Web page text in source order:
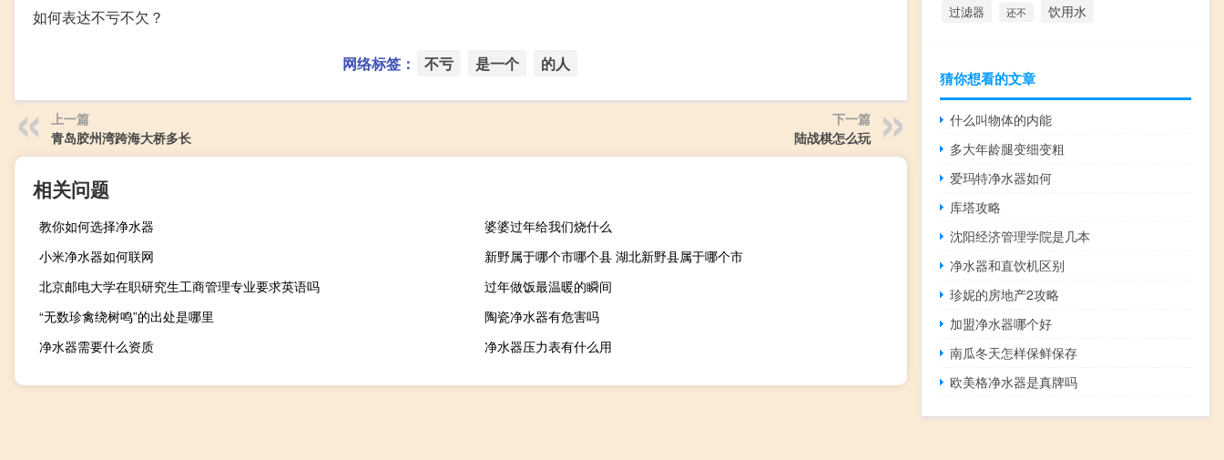
如何表达不亏不欠？
网络标签： 不亏 是一个 的人
上一篇
青岛胶州湾跨海大桥多长
下一篇
陆战棋怎么玩
相关问题
教你如何选择净水器
婆婆过年给我们烧什么
小米净水器如何联网
新野属于哪个市哪个县 湖北新野县属于哪个市
北京邮电大学在职研究生工商管理专业要求英语吗
过年做饭最温暖的瞬间
“无数珍禽绕树鸣”的出处是哪里
陶瓷净水器有危害吗
净水器需要什么资质
净水器压力表有什么用
过滤器 还不 饮用水
猜你想看的文章
什么叫物体的内能
多大年龄腿变细变粗
爱玛特净水器如何
库塔攻略
沈阳经济管理学院是几本
净水器和直饮机区别
珍妮的房地产2攻略
加盟净水器哪个好
南瓜冬天怎样保鲜保存
欧美格净水器是真牌吗